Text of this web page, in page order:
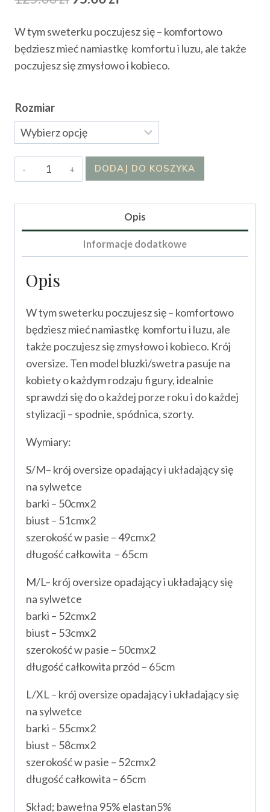
wynosiła:
125.00 zł.
wynosi:
95.00 zł.
W tym sweterku poczujesz się – komfortowo
będziesz mieć namiastkę komfortu i luzu, ale także
poczujesz się zmysłowo i kobieco.
Rozmiar
ilość
Sweter
DODAJ DO KOSZYKA
Opis
Informacje dodatkowe
Opis
W tym sweterku poczujesz się – komfortowo
będziesz mieć namiastkę komfortu i luzu, ale
także poczujesz się zmysłowo i kobieco. Krój
oversize. Ten model bluzki/swetra pasuje na
kobiety o każdym rodzaju figury, idealnie
sprawdzi się do o każdej porze roku i do każdej
stylizacji – spodnie, spódnica, szorty.
Wymiary:
S/M– krój oversize opadający i układający się
na sylwetce
barki – 50cmx2
biust – 51cmx2
szerokość w pasie – 49cmx2
długość całkowita – 65cm
M/L– krój oversize opadający i układający się
na sylwetce
barki – 52cmx2
biust – 53cmx2
szerokość w pasie – 50cmx2
długość całkowita przód – 65cm
L/XL – krój oversize opadający i układający się
na sylwetce
barki – 55cmx2
biust – 58cmx2
szerokość w pasie – 52cmx2
długość całkowita – 65cm
Skład; bawełna 95% elastan5%